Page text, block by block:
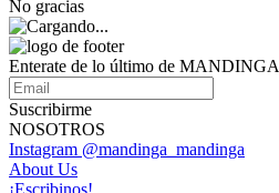
No gracias
Enterate de lo último de MANDINGA
Suscribirme
NOSOTROS
Instagram @mandinga_mandinga
About Us
¡Escribinos!